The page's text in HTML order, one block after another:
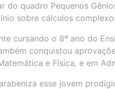
do quadro Pequenos
sobre cálculos
cursando o 8º ano do
conquistou
e Física, e em
esse jovem